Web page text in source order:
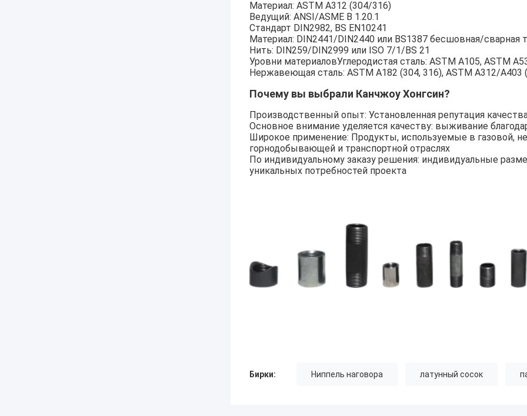
Материал: ASTM A312 (304/316)
Ведущий: ANSI/ASME B 1.20.1
Стандарт DIN2982, BS EN10241
Материал: DIN2441/DIN2440 или BS1387 бесшовная/сварная
Нить: DIN259/DIN2999 или ISO 7/1/BS 21
Уровни материаловУглеродистая сталь: ASTM A105, ASTM A53
Нержавеющая сталь: ASTM A182 (304, 316), ASTM A312/A403
Почему вы выбрали Канчжоу Хонгсин?
Производственный опыт: Установленная репутация
Основное внимание уделяется качеству: выживание
Широкое применение: Продукты, используемые в газовой,
горнодобывающей и транспортной отраслях
По индивидуальному заказу решения: индивидуальные
уникальных потребностей проекта
Бирки: Ниппель наговора латунный сосок